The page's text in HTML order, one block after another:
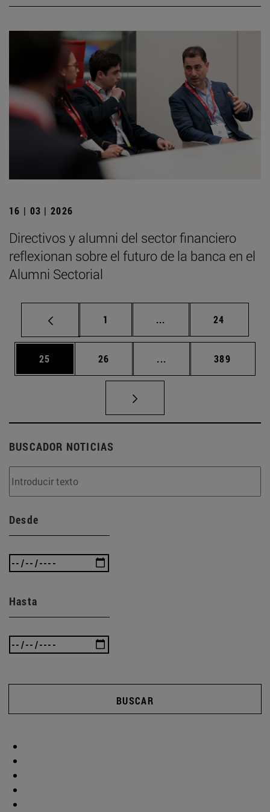
16 | 03 | 2026
Directivos y alumni del sector financiero
reflexionan sobre el futuro de la banca en el
Alumni Sectorial
Página
1 ... Páginas intermedias
Página
24
Página
25 Página
26 ... Páginas intermedias
Página
389
BUSCADOR NOTICIAS
Desde
Hasta
BUSCAR